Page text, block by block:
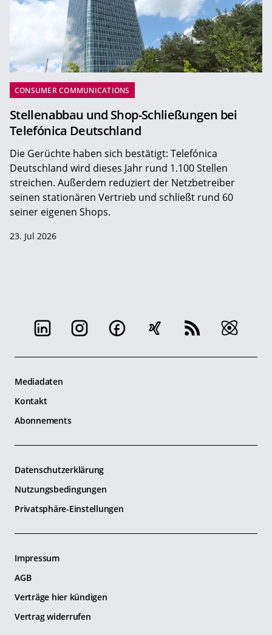
CONSUMER COMMUNICATIONS
Stellenabbau und Shop-Schließungen bei
Telefónica Deutschland
Die Gerüchte haben sich bestätigt: Telefónica
Deutschland wird dieses Jahr rund 1.100 Stellen
streichen. Außerdem reduziert der Netzbetreiber
seinen stationären Vertrieb und schließt rund 60
seiner eigenen Shops.
23. Jul 2026
Mediadaten
Kontakt
Abonnements
Datenschutzerklärung
Nutzungsbedingungen
Privatsphäre-Einstellungen
Impressum
AGB
Verträge hier kündigen
Vertrag widerrufen